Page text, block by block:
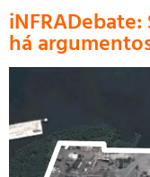
iNFRADebate:
há